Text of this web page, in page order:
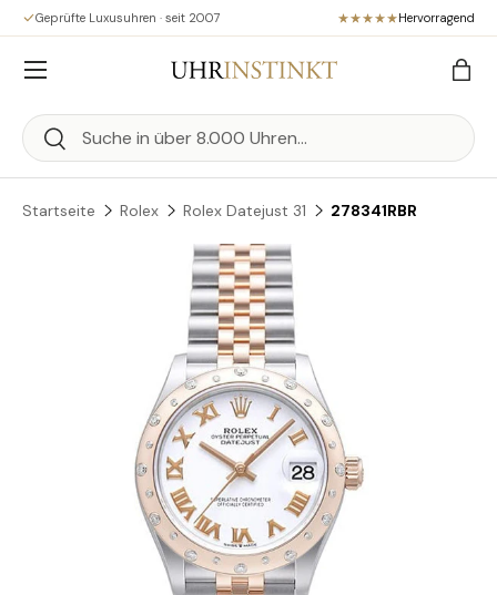
Direkt zum Inhalt
Geprüfte Luxusuhren · seit 2007 Hervorragend
Suchen
Suchen
Menü
Startseite Rolex Rolex Datejust 31 278341RBR
Zu Produktinformationen springen